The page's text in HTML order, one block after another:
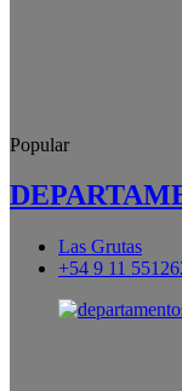
Popular
Las Grutas
+54 9 11